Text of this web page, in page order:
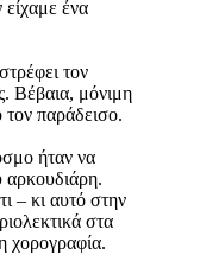
ένα
τον
Βέβαια, μόνιμη
τον παράδεισο.
ήταν να
– κι αυτό στην
στα
χορογραφία.